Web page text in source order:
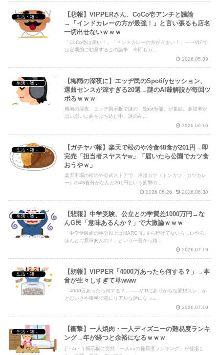
生活・雑談・恋愛
【悲報】VIPPERさん、CoCo壱アンチと議論
→「インドカレーの方が最強！」と言い張るも店名
一切出せないｗｗｗ
「CoCo壱は高い！」「インドカレーの方がうまい！」——VIPで
は定期的に勃発するこの論争、今回もガ...
2026.05.09
【梅雨の深夜に】エッヂ民のSpotifyセッション、
選曲センスが深すぎる20選→謎のAI爺解説が毎回ツ
ボるｗｗｗ
梅雨の深夜、エッヂ掲示板で謎の「Spotify部」が集結。参加者が
思い思いに曲をぶち込む中、謎のAI...
2026.06.16
【ガチヤバ報】楽天で松のや冷食48食が201円→即
完売「担当者スヤスヤw」「届いたら公園でカツ食
おうやｗ」
楽天市場の松のや公式ストアで、冷凍カツ（トンカツ・カツカレ
ー）の48食分がなんと201円という衝撃の...
2026.06.26
2026.06.30
【悲報】中学受験、公立との学費差1000万円→な
んG民「意味あるんか？」で大激論ｗｗｗ
「中学受験組の半分以上はMARCHにすら行けてないらしいやん、
ほんとに意味あんの？」という一言から始...
2026.07.19
【朗報】VIPPER「4000万あったら何する？」→本
音が生々しすぎて草www
「4000万あったら何する？」――VIPにありがちな夢想スレ、か
と思いきや後半で急にリアルな話になっ...
2026.07.19
【衝撃】一人焼肉・一人ディズニーの難易度ランキ
ング→年が経つと余裕になるｗｗｗ
(´・ω・`) 掲示板に突然「一人○○の難易度ランキング」が登場し